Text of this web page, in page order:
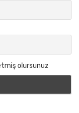
olursunuz